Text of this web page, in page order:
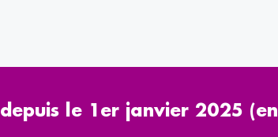
le 1er janvier 2025 (en